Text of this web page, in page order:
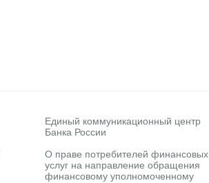
Единый коммуникационный центр
Банка России
О праве потребителей финансовых
услуг на направление обращения
финансовому уполномоченному